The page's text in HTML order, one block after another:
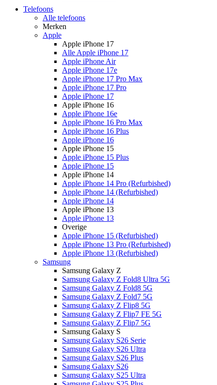
Telefoons
Alle telefoons
Merken
Apple
Apple iPhone 17
Alle Apple iPhone 17
Apple iPhone Air
Apple iPhone 17e
Apple iPhone 17 Pro Max
Apple iPhone 17 Pro
Apple iPhone 17
Apple iPhone 16
Apple iPhone 16e
Apple iPhone 16 Pro Max
Apple iPhone 16 Plus
Apple iPhone 16
Apple iPhone 15
Apple iPhone 15 Plus
Apple iPhone 15
Apple iPhone 14
Apple iPhone 14 Pro (Refurbished)
Apple iPhone 14 (Refurbished)
Apple iPhone 14
Apple iPhone 13
Apple iPhone 13
Overige
Apple iPhone 15 (Refurbished)
Apple iPhone 13 Pro (Refurbished)
Apple iPhone 13 (Refurbished)
Samsung
Samsung Galaxy Z
Samsung Galaxy Z Fold8 Ultra 5G
Samsung Galaxy Z Fold8 5G
Samsung Galaxy Z Fold7 5G
Samsung Galaxy Z Flip8 5G
Samsung Galaxy Z Flip7 FE 5G
Samsung Galaxy Z Flip7 5G
Samsung Galaxy S
Samsung Galaxy S26 Serie
Samsung Galaxy S26 Ultra
Samsung Galaxy S26 Plus
Samsung Galaxy S26
Samsung Galaxy S25 Ultra